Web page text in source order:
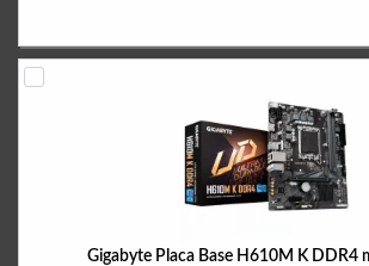
Gigabyte Placa Base H610M K DDR4